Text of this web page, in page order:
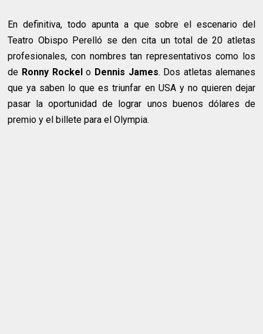
En definitiva, todo apunta a que sobre el escenario del
Teatro Obispo Perelló se den cita un total de 20 atletas
profesionales, con nombres tan representativos como los
de Ronny Rockelo Dennis James. Dos atletas alemanes
que ya saben lo que es triunfar en USA y no quieren dejar
pasar la oportunidad de lograr unos buenos dólares de
premio y el billete para el Olympia.